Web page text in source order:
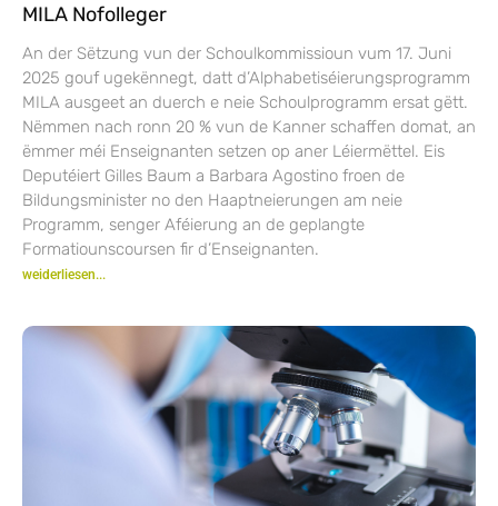
MILA Nofolleger
An der Sëtzung vun der Schoulkommissioun vum 17. Juni
2025 gouf ugekënnegt, datt d’Alphabetiséierungsprogramm
MILA ausgeet an duerch e neie Schoulprogramm ersat gëtt.
Nëmmen nach ronn 20 % vun de Kanner schaffen domat, an
ëmmer méi Enseignanten setzen op aner Léiermëttel. Eis
Deputéiert Gilles Baum a Barbara Agostino froen de
Bildungsminister no den Haaptneierungen am neie
Programm, senger Aféierung an de geplangte
Formatiounscoursen fir d’Enseignanten.
weiderliesen...